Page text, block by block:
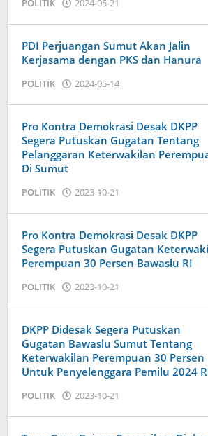
POLITIK 2024-05-21
PDI Perjuangan Sumut Akan Jalin
Kerjasama dengan PKS dan Hanura
POLITIK 2024-05-14
Pro Kontra Demokrasi Desak DKPP
Segera Putuskan Gugatan Tentang
Pelanggaran Keterwakilan
Di Sumut
POLITIK 2023-10-21
Pro Kontra Demokrasi Desak DKPP
Segera Putuskan Gugatan
Perempuan 30 Persen Bawaslu RI
POLITIK 2023-10-21
DKPP Didesak Segera Putuskan
Gugatan Bawaslu Sumut Tentang
Keterwakilan Perempuan 30 Persen
Untuk Penyelenggara Pemilu 2024
POLITIK 2023-10-21